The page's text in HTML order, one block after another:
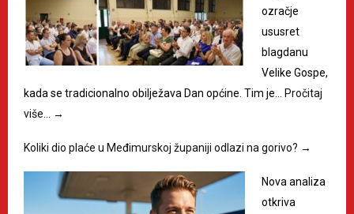
ozračje
ususret
blagdanu
Velike Gospe,
kada se tradicionalno obilježava Dan općine. Tim je…
Pročitaj
više…
→
Koliki dio plaće u Međimurskoj županiji odlazi na gorivo? →
Nova analiza
otkriva